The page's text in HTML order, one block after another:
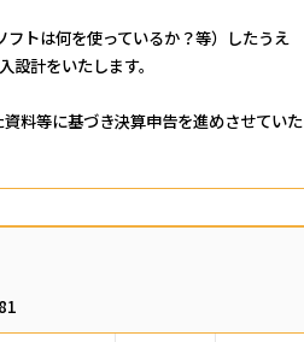
トは何を使っているか？等）したうえ
計をいたします。
料等に基づき決算申告を進めさせていた